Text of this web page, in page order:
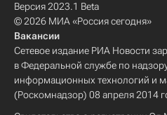
Версия 2023.1 Beta
© 2026 МИА «Россия сегодня»
Вакансии
Сетевое издание РИА Новости
в Федеральной службе по
информационных технологий и
(Роскомнадзор) 08 апреля 2014